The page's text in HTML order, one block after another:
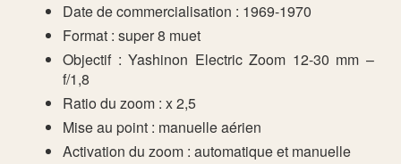
Date de commercialisation : 1969-1970
Format : super 8 muet
Objectif : Yashinon Electric Zoom 12-30 mm –
f/1,8
Ratio du zoom : x 2,5
Mise au point : manuelle aérien
Activation du zoom : automatique et manuelle